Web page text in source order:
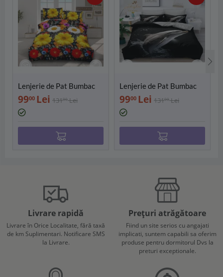
Lenjerie de Pat Bumbac
Satinat 3D cu 4 Piese-
SIPRB-502
9900 Lei 13100 Lei
Lenjerie de Pat Bumbac
Satinat 3D cu 4 Piese-
SIPRB-601
9900 Lei 13100 Lei
Livrare rapidă
Livrare în Orice Localitate, fără taxă
de km Suplimentari. Notificare SMS
la Livrare.
Prețuri atrăgătoare
Fiind un site serios cu angajati
implicati, suntem capabili sa oferim
produse pentru dormitorul Dvs la
preturi exceptionale.